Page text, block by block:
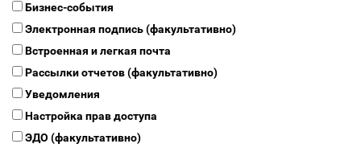
Бизнес-события
Электронная подпись (факультативно)
Встроенная и легкая почта
Рассылки отчетов (факультативно)
Уведомления
Настройка прав доступа
ЭДО (факультативно)